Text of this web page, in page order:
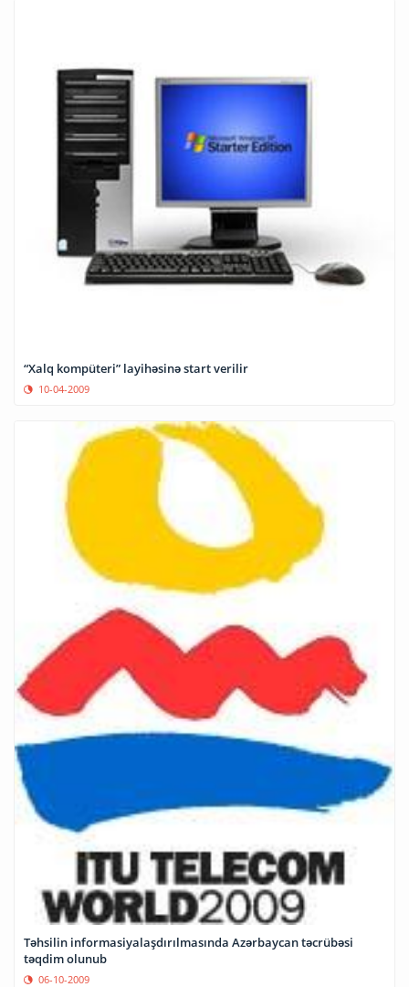
“Xalq kompüteri” layihəsinə start verilir
10-04-2009
Təhsilin informasiyalaşdırılmasında Azərbaycan təcrübəsi
təqdim olunub
06-10-2009